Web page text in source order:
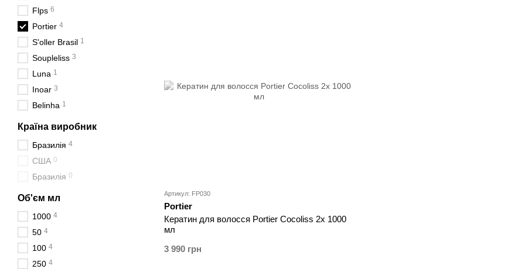
Артикул: FP030
Portier
Кератин для волосся Portier Cocoliss 2x 1000
мл
3 990 грн
Flps 6
Portier 4
S'oller Brasil 1
Soupleliss 3
Luna 1
Inoar 3
Belinha 1
Країна виробник
Бразилія 4
США 0
Бразилія 0
Об'єм мл
1000 4
50 4
100 4
250 4